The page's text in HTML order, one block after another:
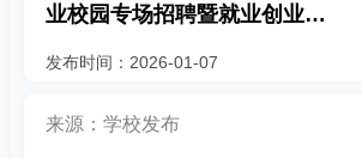
业校园专场招聘暨就业创业政
发布时间：2026-01-07
来源：学校发布